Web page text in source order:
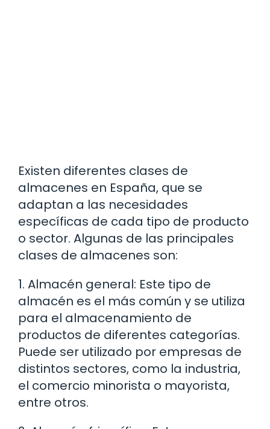
Existen diferentes clases de
almacenes en España, que se
adaptan a las necesidades
específicas de cada tipo de producto
o sector. Algunas de las principales
clases de almacenes son:
1. Almacén general: Este tipo de
almacén es el más común y se utiliza
para el almacenamiento de
productos de diferentes categorías.
Puede ser utilizado por empresas de
distintos sectores, como la industria,
el comercio minorista o mayorista,
entre otros.